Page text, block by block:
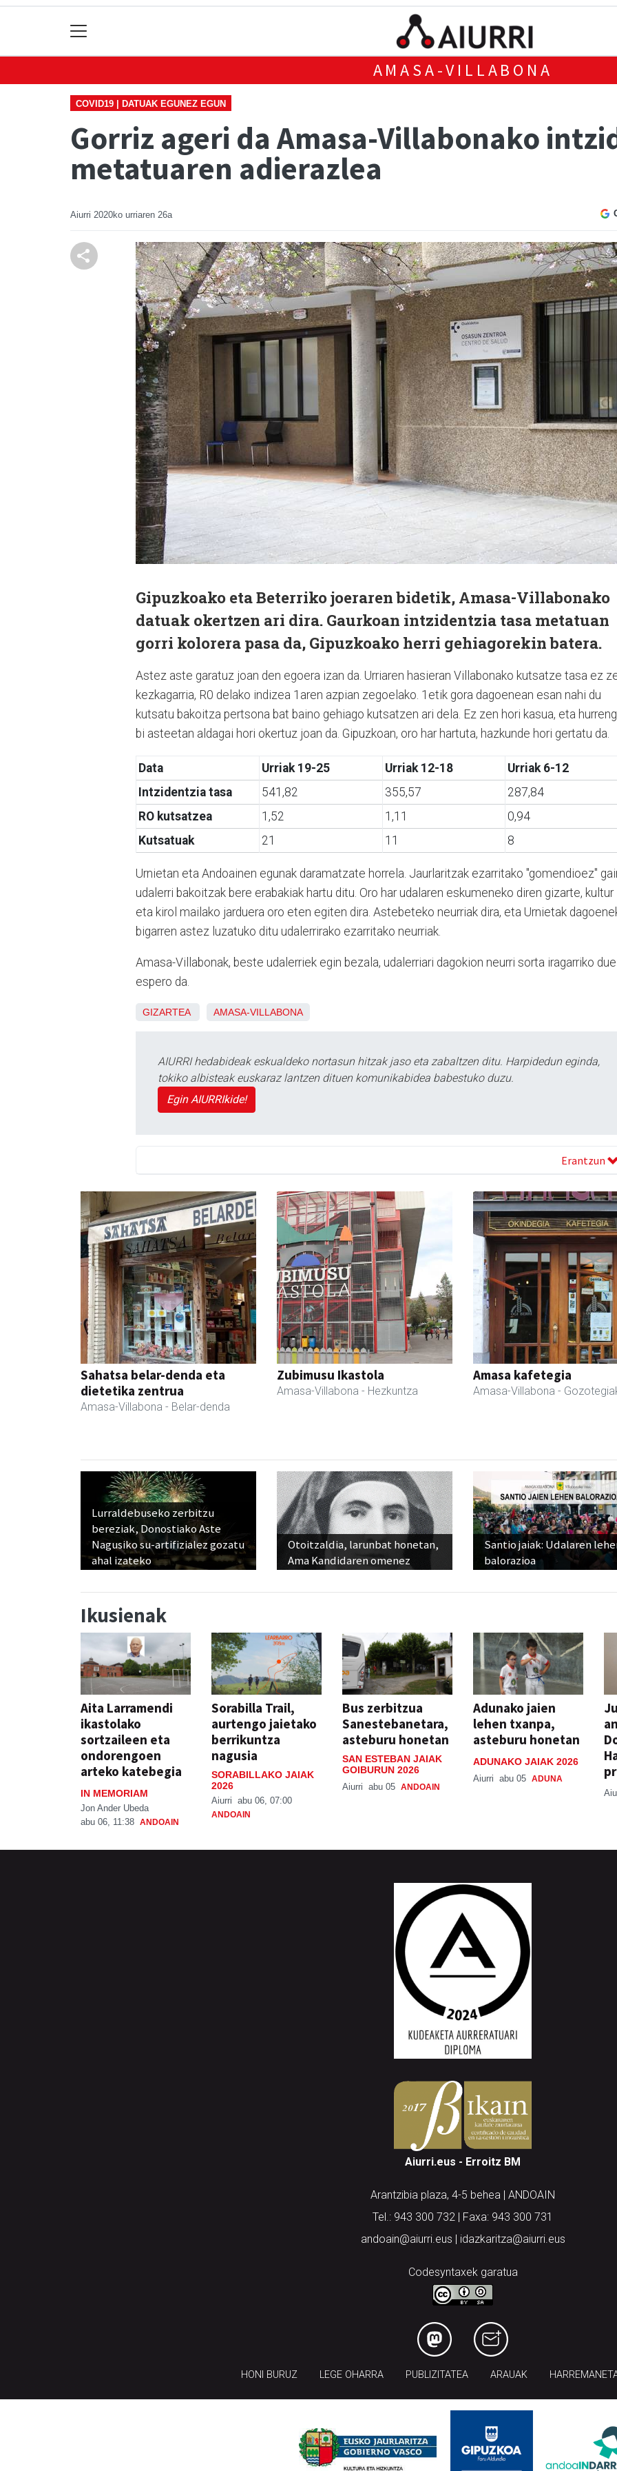
AMASA-VILLABONA
COVID19 | DATUAK EGUNEZ EGUN
Gorriz ageri da Amasa-Villabonako
metatuaren adierazlea
Aiurri 2020ko urriaren 26a
Gipuzkoako eta Beterriko joeraren bidetik, Amasa-Villabonako
datuak okertzen ari dira. Gaurkoan intzidentzia tasa metatuan
gorri kolorera pasa da, Gipuzkoako herri gehiagorekin batera.
Astez aste garatuz joan den egoera izan da. Urriaren hasieran Villabonako kutsatze tasa ez
kezkagarria, R0 delako indizea 1aren azpian zegoelako. 1etik gora dagoenean esan nahi du
kutsatu bakoitza pertsona bat baino gehiago kutsatzen ari dela. Ez zen hori kasua, eta
bi asteetan aldagai hori okertuz joan da. Gipuzkoan, oro har hartuta, hazkunde hori gertatu da.
Data Urriak 19-25 Urriak 12-18
Urriak 6-12
Intzidentzia tasa
541,82 355,57
287,84
RO kutsatzea
1,52 1,11
0,94
Kutsatuak
21 11 8
Urnietan eta Andoainen egunak daramatzate horrela. Jaurlaritzak ezarritako "gomendioez"
udalerri bakoitzak bere erabakiak hartu ditu. Oro har udalaren eskumeneko diren gizarte, kultur
eta kirol mailako jarduera oro eten egiten dira. Astebeteko neurriak dira, eta Urnietak
bigarren astez luzatuko ditu udalerrirako ezarritako neurriak.
Amasa-Villabonak, beste udalerriek egin bezala, udalerriari dagokion neurri sorta iragarriko
espero da.
GIZARTEA AMASA-VILLABONA
AIURRI hedabideak eskualdeko nortasun hitzak jaso eta zabaltzen ditu. Harpidedun eginda,
tokiko albisteak euskaraz lantzen dituen komunikabidea babestuko duzu.
Egin AIURRIkide!
Erantzun
Sahatsa belar-denda eta
dietetika zentrua
Amasa-Villabona - Belar-denda
Zubimusu Ikastola
Amasa-Villabona - Hezkuntza
Amasa kafetegia
Amasa-Villabona -
Lurraldebuseko zerbitzu
bereziak, Donostiako Aste
Nagusiko su-artifizialez gozatu
ahal izateko
Otoitzaldia, larunbat honetan,
Ama Kandidaren omenez
Santio jaiak: Udalaren
balorazioa
Ikusienak
Aita Larramendi
ikastolako
sortzaileen eta
ondorengoen
arteko katebegia
IN MEMORIAM
Jon Ander Ubeda
abu 06, 11:38 ANDOAIN
Sorabilla Trail,
aurtengo jaietako
berrikuntza
nagusia
SORABILLAKO JAIAK
2026
Aiurri abu 06, 07:00
ANDOAIN
Bus zerbitzua
Sanestebanetara,
asteburu honetan
SAN ESTEBAN JAIAK
GOIBURUN 2026
Aiurri abu 05 ANDOAIN
Adunako jaien
lehen txanpa,
asteburu honetan
ADUNAKO JAIAK 2026
Aiurri abu 05 ADUNA
Aiurri.eus - Erroitz BM
Arantzibia plaza, 4-5 behea | ANDOAIN
Tel.: 943 300 732 | Faxa: 943 300 731
andoain@aiurri.eus | idazkaritza@aiurri.eus
Codesyntaxek garatua
HONI BURUZ LEGE OHARRA PUBLIZITATEA ARAUAK